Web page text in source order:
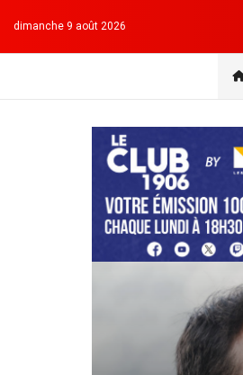
dimanche 9 août 2026